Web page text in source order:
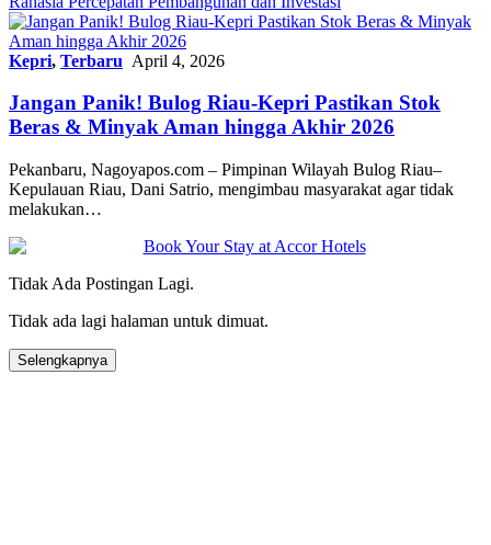
Kepri, Terbaru April 4, 2026
Jangan Panik! Bulog Riau-Kepri Pastikan Stok
Beras & Minyak Aman hingga Akhir 2026
Pekanbaru, Nagoyapos.com – Pimpinan Wilayah Bulog Riau–
Kepulauan Riau, Dani Satrio, mengimbau masyarakat agar tidak
melakukan…
Tidak Ada Postingan Lagi.
Tidak ada lagi halaman untuk dimuat.
Selengkapnya